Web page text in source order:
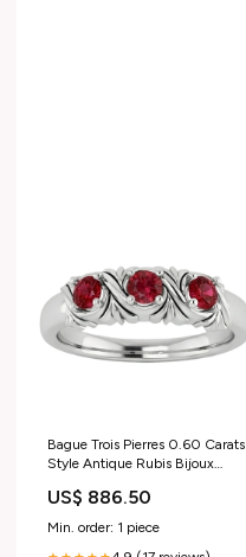
Bague Trois Pierres 0.60 Carats
Style Antique Rubis Bijoux
US$ 886.50
Min. order: 1 piece